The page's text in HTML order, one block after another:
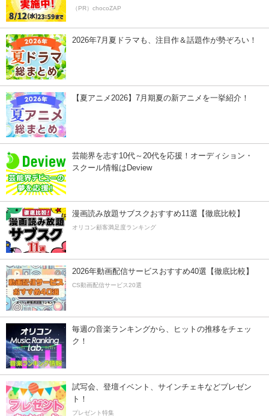
（PR）chocoZAP
2026年7月夏ドラマも、注目作＆話題作が勢ぞろい！
【夏アニメ2026】7月期夏の新アニメを一挙紹介！
芸能界を志す10代～20代を応援！オーディション・
スクール情報はDeview
漫画読み放題サブスクおすすめ11選【徹底比較】
オリコン顧客満足度ランキング
2026年動画配信サービスおすすめ40選【徹底比較】
CS動画配信サービス20選
毎週の音楽ランキングから、ヒットの推移をチェッ
ク！
試写会、登壇イベント、サインチェキなどプレゼン
ト！
プレゼント特集